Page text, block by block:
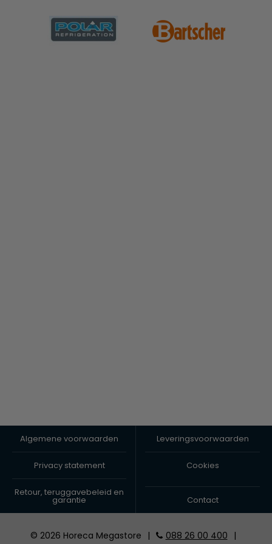
gerechten naar een hoger niveau te tillen. Kies voor
Combisteel en ervaar het verschil in uw dagelijkse
Algemene voorwaarden Leveringsvoorwaarden
Privacy statement Cookies
Retour, teruggavebeleid en
garantie Contact
© 2026 Horeca Megastore | 088 26 00 400 |